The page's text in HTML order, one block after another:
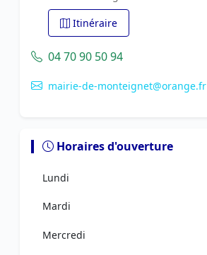
Itinéraire
04 70 90 50 94
mairie-de-monteignet@orange.fr
Horaires d'ouverture
Lundi
Mardi
Mercredi